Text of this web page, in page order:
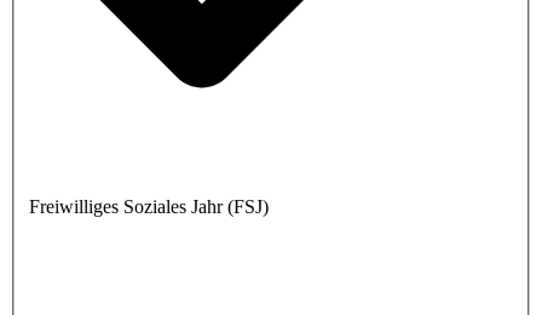
Freiwilliges Soziales Jahr (FSJ)